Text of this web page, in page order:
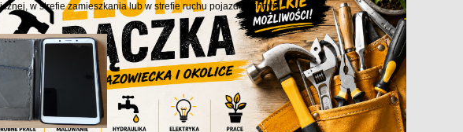
w strefie zamieszkania lub w strefie ruchu pojazdem innym...